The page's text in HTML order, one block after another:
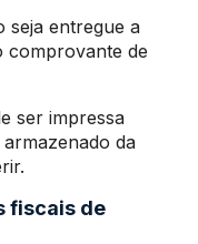
seja entregue a
comprovante de
ser impressa
da
fiscais de